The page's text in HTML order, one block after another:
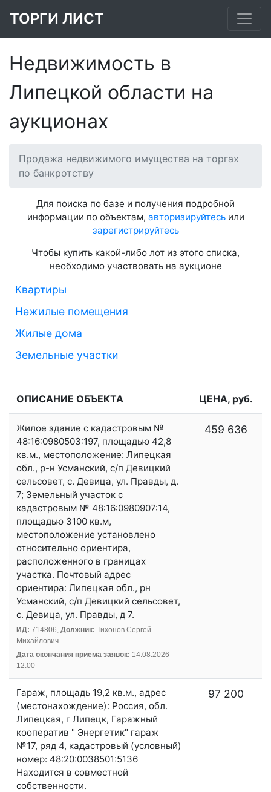
ТОРГИ ЛИСТ
Недвижимость в
Липецкой области на
аукционах
Продажа недвижимого имущества на торгах
по банкротству
Для поиска по базе и получения подробной
информации по объектам, авторизируйтесьили
зарегистрируйтесь
Чтобы купить какой-либо лот из этого списка,
необходимо участвовать на аукционе
Квартиры
Нежилые помещения
Жилые дома
Земельные участки
ОПИСАНИЕ ОБЪЕКТА ЦЕНА, руб.
Жилое здание с кадастровым №
48:16:0980503:197, площадью 42,8
кв.м., местоположение: Липецкая
обл., р-н Усманский, с/п Девицкий
сельсовет, с. Девица, ул. Правды, д.
7; Земельный участок с
кадастровым № 48:16:0980907:14,
площадью 3100 кв.м,
местоположение установлено
относительно ориентира,
расположенного в границах
участка. Почтовый адрес
ориентира: Липецкая обл., рн
Усманский, с/п Девицкий сельсовет,
с. Девица, ул. Правды, д 7.
ИД: 714806, Должник: Тихонов Сергей
Михайлович
Дата окончания приема заявок: 14.08.2026
12:00
459 636
Гараж, площадь 19,2 кв.м., адрес
(местонахождение): Россия, обл.
Липецкая, г Липецк, Гаражный
кооператив " Энергетик" гараж
№17, ряд 4, кадастровый (условный)
номер: 48:20:0038501:5136
Находится в совместной
собственности.
97 200